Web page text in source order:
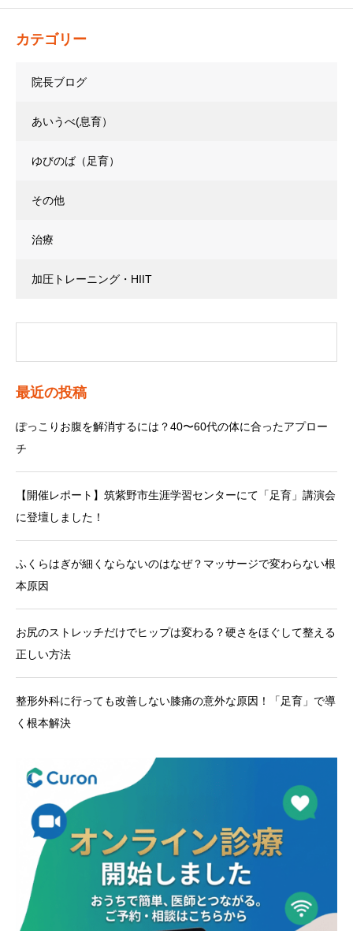
カテゴリー
院長ブログ
あいうべ(息育）
ゆびのば（足育）
その他
治療
加圧トレーニング・HIIT
最近の投稿
ぽっこりお腹を解消するには？40〜60代の体に合ったアプロー
チ
【開催レポート】筑紫野市生涯学習センターにて「足育」講演会
に登壇しました！
ふくらはぎが細くならないのはなぜ？マッサージで変わらない根
本原因
お尻のストレッチだけでヒップは変わる？硬さをほぐして整える
正しい方法
整形外科に行っても改善しない膝痛の意外な原因！「足育」で導
く根本解決